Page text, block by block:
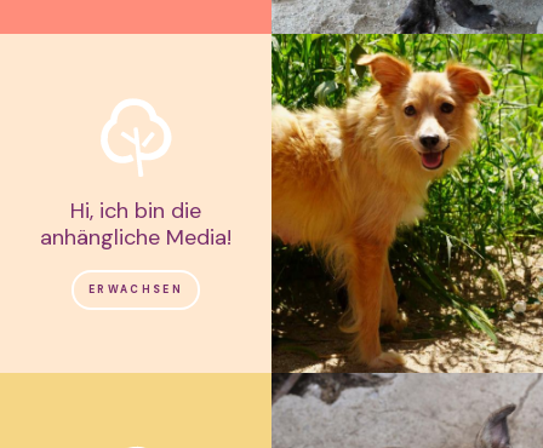
Hi, ich bin die
anhängliche Media!
ERWACHSEN